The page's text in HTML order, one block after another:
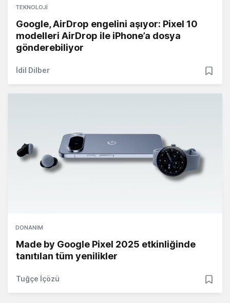
TEKNOLOJI
Google, AirDrop engelini aşıyor: Pixel 10
modelleri AirDrop ile iPhone’a dosya
gönderebiliyor
İdil Dilber
DONANIM
Made by Google Pixel 2025 etkinliğinde
tanıtılan tüm yenilikler
Tuğçe İçözü